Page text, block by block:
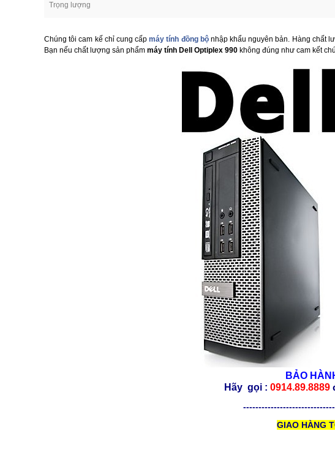
Trọng lượng
Chúng tôi cam kế chỉ cung cấpmáy tính đồng bộnhập khẩu nguyên bản. Hàng chất
Bạn nếu chất lượng sản phẩm máy tính Dell Optiplex 990 không đúng như cam kết
BẢO
Hãy gọi : 0914.89.8889
GIAO HÀNG